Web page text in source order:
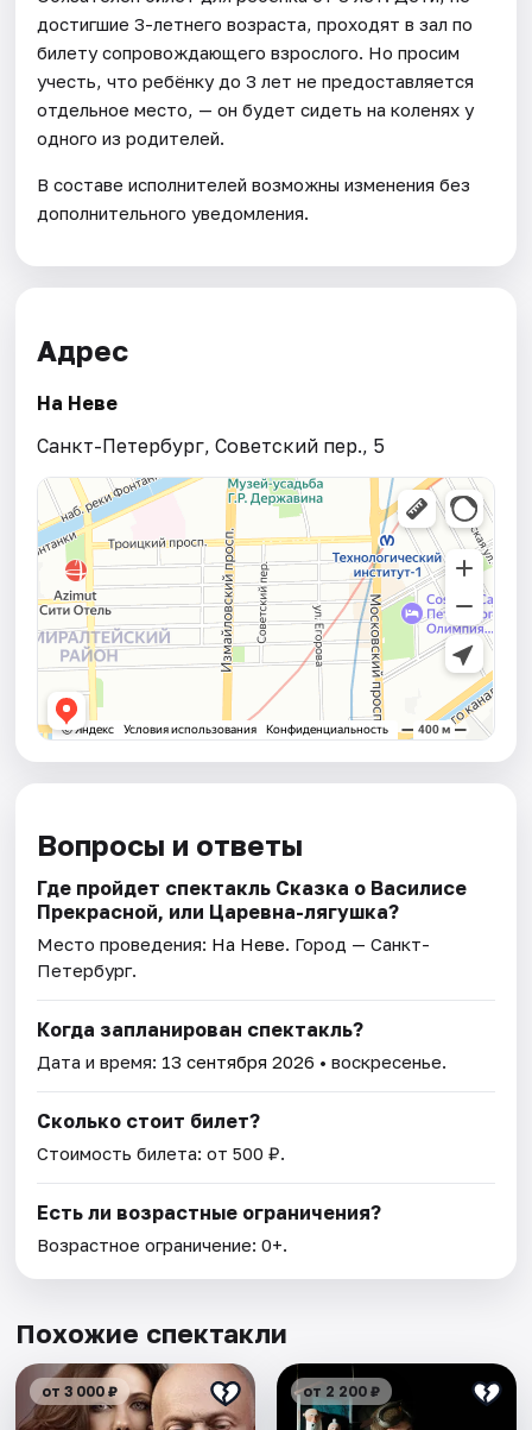
достигшие 3-летнего возраста, проходят в зал по
билету сопровождающего взрослого. Но просим
учесть, что ребёнку до 3 лет не предоставляется
отдельное место, — он будет сидеть на коленях у
одного из родителей.
В составе исполнителей возможны изменения без
дополнительного уведомления.
Адрес
На Неве
Санкт-Петербург, Советский пер., 5
Вопросы и ответы
Где пройдет спектакль Сказка о Василисе
Прекрасной, или Царевна-лягушка?
Место проведения: На Неве. Город — Санкт-
Петербург.
Когда запланирован спектакль?
Дата и время: 13 сентября 2026 • воскресенье.
Сколько стоит билет?
Стоимость билета: от 500 ₽.
Есть ли возрастные ограничения?
Возрастное ограничение: 0+.
Похожие спектакли
от 3 000 ₽ от 2 200 ₽